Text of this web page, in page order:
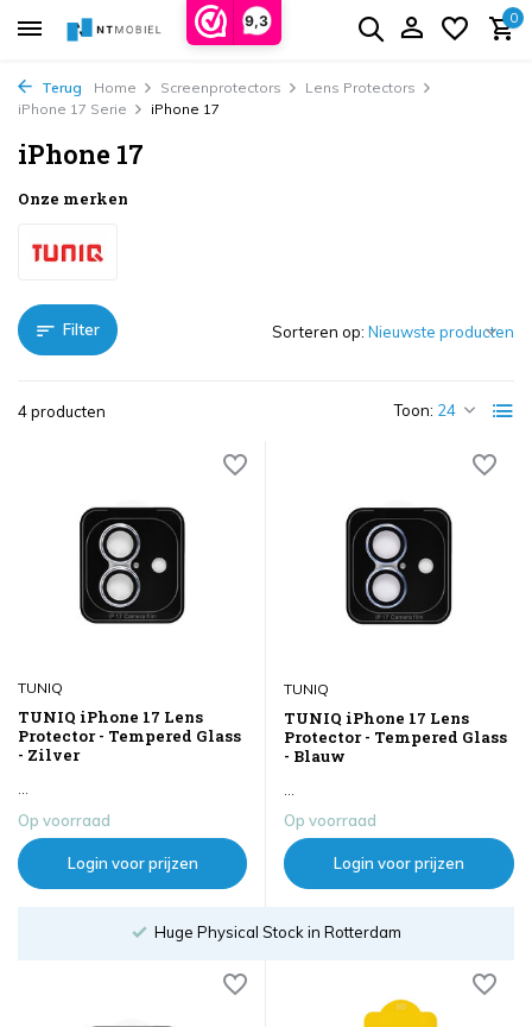
9,3 0
Terug Home Screenprotectors
Lens Protectors
iPhone 17 Serie
iPhone 17
iPhone 17
Onze merken
Filter
4 producten Toon:
Sorteren op:
TUNIQ
TUNIQ iPhone 17 Lens
Protector - Tempered Glass
- Zilver
Op voorraad
Login voor prijzen
TUNIQ
TUNIQ iPhone 17 Lens
Protector - Tempered Glass
- Blauw
Op voorraad
Login voor prijzen
Huge Physical Stock in Rotterdam